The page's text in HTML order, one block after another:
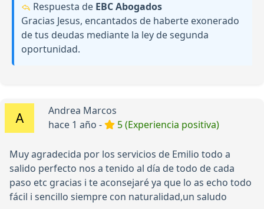
Respuesta de EBC Abogados
Gracias Jesus, encantados de haberte exonerado
de tus deudas mediante la ley de segunda
oportunidad.
Andrea Marcos
hace 1 año -
5 (Experiencia positiva)
Muy agradecida por los servicios de Emilio todo a
salido perfecto nos a tenido al día de todo de cada
paso etc gracias i te aconsejaré ya que lo as echo todo
fácil i sencillo siempre con naturalidad,un saludo